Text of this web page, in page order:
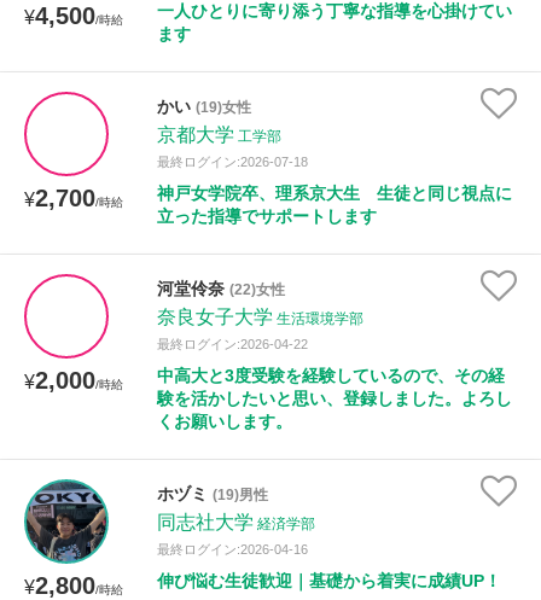
¥4,500/時給
一人ひとりに寄り添う丁寧な指導を心掛けてい
ます
¥2,700/時給
かい (19)女性
京都大学 工学部
最終ログイン:2026-07-18
神戸女学院卒、理系京大生 生徒と同じ視点に
立った指導でサポートします
¥2,000/時給
河堂伶奈 (22)女性
奈良女子大学 生活環境学部
最終ログイン:2026-04-22
中高大と3度受験を経験しているので、その経
験を活かしたいと思い、登録しました。よろし
くお願いします。
¥2,800/時給
ホヅミ (19)男性
同志社大学 経済学部
最終ログイン:2026-04-16
伸び悩む生徒歓迎｜基礎から着実に成績UP！